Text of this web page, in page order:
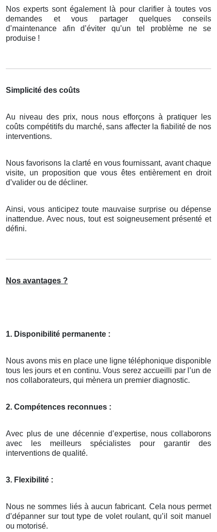
Nos experts sont également là pour clarifier à toutes vos
demandes et vous partager quelques conseils
d’maintenance afin d’éviter qu’un tel problème ne se
produise !
Simplicité des coûts
Au niveau des prix, nous nous efforçons à pratiquer les
coûts compétitifs du marché, sans affecter la fiabilité de nos
interventions.
Nous favorisons la clarté en vous fournissant, avant chaque
visite, un proposition que vous êtes entièrement en droit
d’valider ou de décliner.
Ainsi, vous anticipez toute mauvaise surprise ou dépense
inattendue. Avec nous, tout est soigneusement présenté et
défini.
Nos avantages ?
1. Disponibilité permanente :
Nous avons mis en place une ligne téléphonique disponible
tous les jours et en continu. Vous serez accueilli par l’un de
nos collaborateurs, qui mènera un premier diagnostic.
2. Compétences reconnues :
Avec plus de une décennie d’expertise, nous collaborons
avec les meilleurs spécialistes pour garantir des
interventions de qualité.
3. Flexibilité :
Nous ne sommes liés à aucun fabricant. Cela nous permet
d’dépanner sur tout type de volet roulant, qu’il soit manuel
ou motorisé.